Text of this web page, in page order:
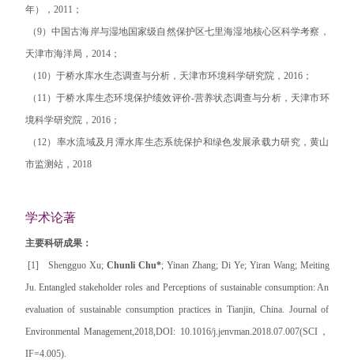
年），2011；
（9）中国古海岸与湿地国家级自然保护区七里海湿地核心区科学考察，
天津市海洋局，2014；
（10）于桥水库水生态调查与分析，天津市环境科学研究院，2016；
（11）于桥水库生态环境保护绩效评价-营养状态调查与分析，天津市环
境科学研究院，2016；
（12）率水流域及月潭水库生态系统保护和绿色发展承载力研究，黄山
市监测站，2018
学术论著
主要科研成果：
[1] Shengguo Xu;Chunli Chu*; Yinan Zhang; Di Ye; Yiran Wang; Meiting
Ju. Entangled stakeholder roles and Perceptions of sustainable consumption: An
evaluation of sustainable consumption practices in Tianjin, China. Journal of
Environmental Management,2018,DOI: 10.1016/j.jenvman.2018.07.007(SCI，
IF=4.005).